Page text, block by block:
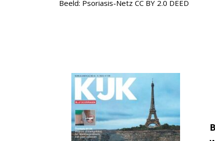
Beeld: Psoriasis-Netz CC BY 2.0 DEED